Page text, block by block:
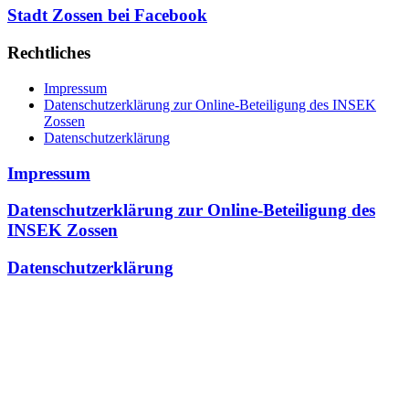
Stadt Zossen bei Facebook
Rechtliches
Impressum
Datenschutzerklärung zur Online-Beteiligung des INSEK
Zossen
Datenschutzerklärung
Impressum
Datenschutzerklärung zur Online-Beteiligung des
INSEK Zossen
Datenschutzerklärung